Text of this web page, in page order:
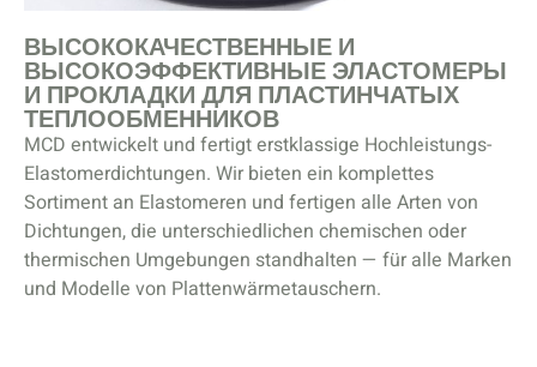
ВЫСОКОКАЧЕСТВЕННЫЕ И
ВЫСОКОЭФФЕКТИВНЫЕ ЭЛАСТОМЕРЫ
И ПРОКЛАДКИ ДЛЯ ПЛАСТИНЧАТЫХ
ТЕПЛООБМЕННИКОВ
MCD entwickelt und fertigt erstklassige Hochleistungs-
Elastomerdichtungen. Wir bieten ein komplettes
Sortiment an Elastomeren und fertigen alle Arten von
Dichtungen, die unterschiedlichen chemischen oder
thermischen Umgebungen standhalten — für alle Marken
und Modelle von Plattenwärmetauschern.